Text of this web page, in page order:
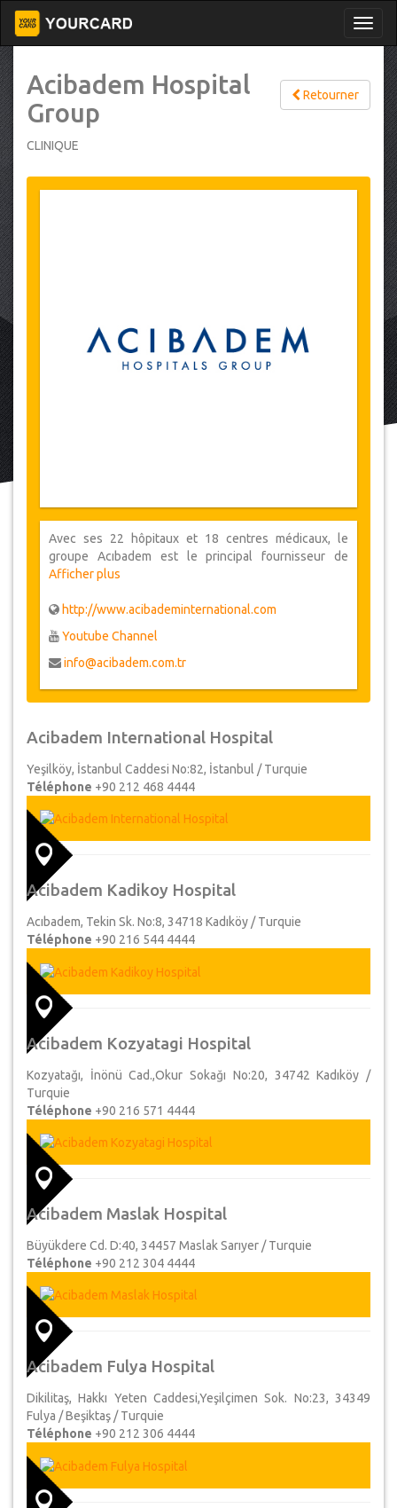
Retourner
Acibadem Hospital
Group
CLINIQUE
Avec ses 22 hôpitaux et 18 centres médicaux, le
groupe Acıbadem est le principal fournisseur de
services de soins de santé du pays depuis 1991.
notre équipe médicale de classe mondiale fournit des
services de santé de Classe à tous les niveaux.
Chaque année, Acıbadem est préféré par des milliers
de patients de partout dans le monde.
Afficher plus
http://www.acibademinternational.com
Youtube Channel
info@acibadem.com.tr
Acibadem International Hospital
Yeşilköy, İstanbul Caddesi No:82, İstanbul / Turquie
Téléphone +90 212 468 4444
Acibadem Kadikoy Hospital
Acıbadem, Tekin Sk. No:8, 34718 Kadıköy / Turquie
Téléphone +90 216 544 4444
Acibadem Kozyatagi Hospital
Kozyatağı, İnönü Cad.,Okur Sokağı No:20, 34742 Kadıköy /
Turquie
Téléphone +90 216 571 4444
Acibadem Maslak Hospital
Büyükdere Cd. D:40, 34457 Maslak Sarıyer / Turquie
Téléphone +90 212 304 4444
Acibadem Fulya Hospital
Dikilitaş, Hakkı Yeten Caddesi,Yeşilçimen Sok. No:23, 34349
Fulya / Beşiktaş / Turquie
Téléphone +90 212 306 4444